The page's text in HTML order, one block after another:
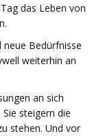
das Leben von
neue Bedürfnisse
weiterhin an
an sich
steigern die
stehen. Und vor